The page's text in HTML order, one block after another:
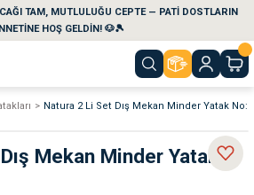
TAM, MUTLULUĞU CEPTE — PATİ DOSTLARIN
HOŞ GELDİN! 🐶🎾
Dön
Dön
Dön
Dön
Dön
Dön
Natura 2 Li Set Dış Mekan Minder Yatak
Mekan Minder Yatak